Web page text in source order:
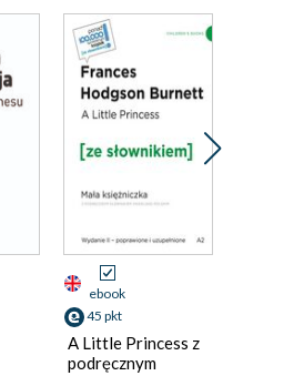
ebook
45 pkt
A Little Princess z
podręcznym